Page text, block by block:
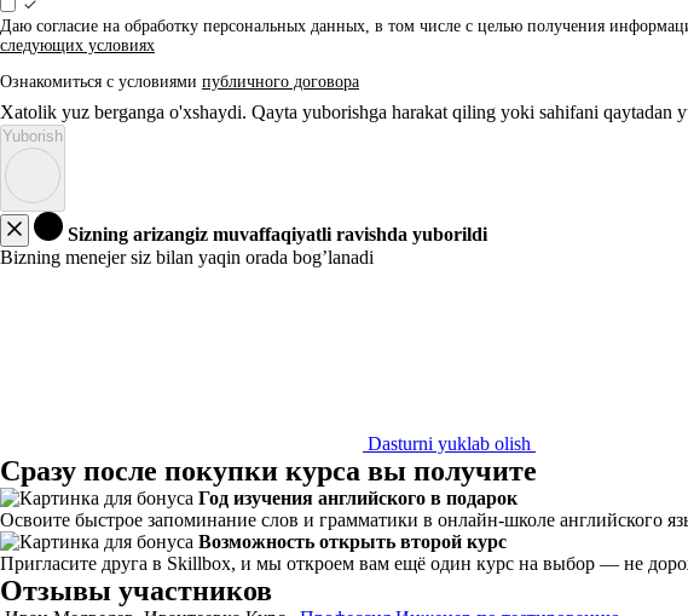
Даю согласие на обработку персональных данных, в том числе с целью получения
следующих условиях
Ознакомиться с условиями публичного договора
Xatolik yuz berganga o'xshaydi. Qayta yuborishga harakat qiling yoki sahifani qaytadan
Yuborish
Sizning arizangiz muvaffaqiyatli ravishda yuborildi
Bizning menejer siz bilan yaqin orada bog’lanadi
Dasturni yuklab olish
Сразу после покупки курса вы получите
Год изучения английского в подарок
Освоите быстрое запоминание слов и грамматики в онлайн-школе английского
Возможность открыть второй курс
Пригласите друга в Skillbox, и мы откроем вам ещё один курс на выбор — не
Отзывы участников